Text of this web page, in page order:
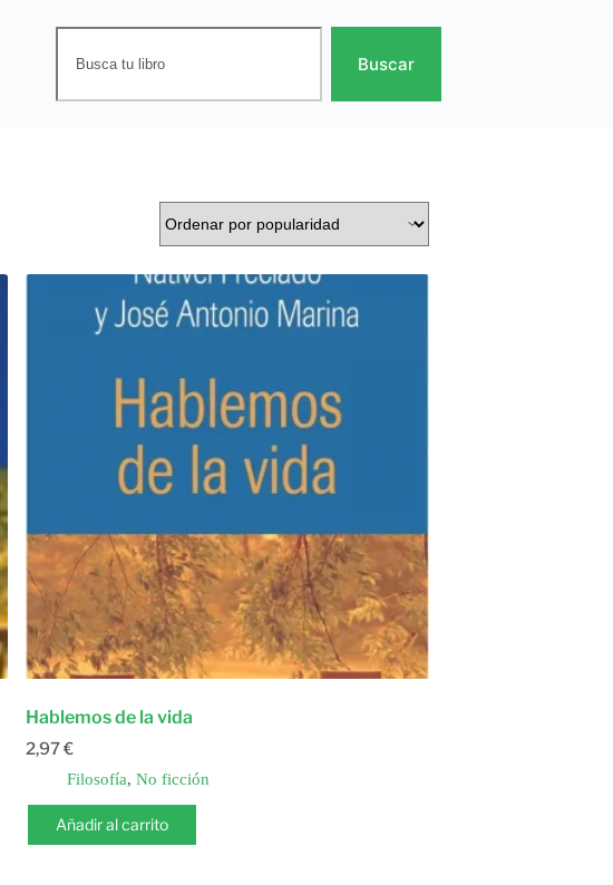
Buscar
Hablemos de la vida
2,97€
Filosofía, No ficción
Añadir al carrito